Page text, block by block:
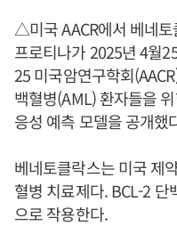
△미국 AACR에서 베네
프로티나가 2025년 4월
25 미국암연구학회
백혈병(AML) 환자들을
응성 예측 모델을 공개했
베네토클락스는 미국 제
혈병 치료제다. BCL-2
으로 작용한다.